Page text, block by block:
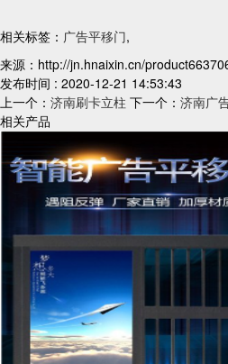
相关标签： 广告平移门,
来源：http://jn.hnaixin.cn/
发布时间 : 2020-12-21 14:53:43
上一个： 济南刷卡立柱 下一个： 济南广
相关产品